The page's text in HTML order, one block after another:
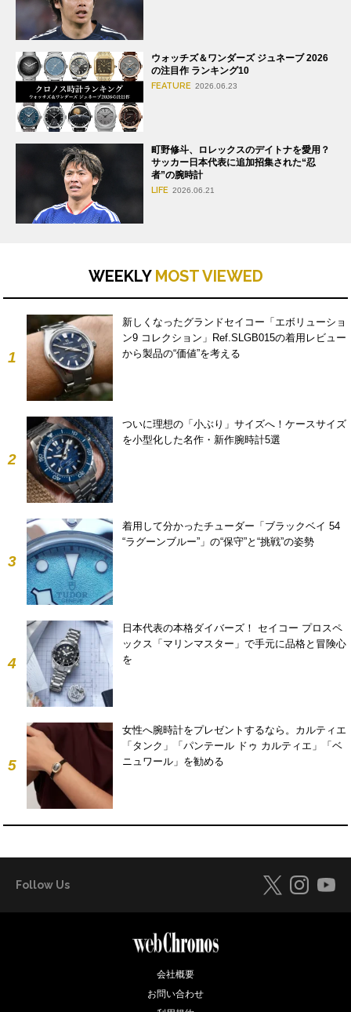
ウォッチズ＆ワンダーズ ジュネーブ 2026
の注目作 ランキング10
FEATURE 2026.06.23
町野修斗、ロレックスのデイトナを愛用？
サッカー日本代表に追加招集された“忍
者”の腕時計
LIFE 2026.06.21
WEEKLY MOST VIEWED
1
新しくなったグランドセイコー「エボリューショ
ン9 コレクション」Ref.SLGB015の着用レビュー
から製品の“価値”を考える
2
ついに理想の「小ぶり」サイズへ！ケースサイズ
を小型化した名作・新作腕時計5選
3
着用して分かったチューダー「ブラックベイ 54
“ラグーンブルー”」の“保守”と“挑戦”の姿勢
4
日本代表の本格ダイバーズ！ セイコー プロスペ
ックス「マリンマスター」で手元に品格と冒険心
を
5
女性へ腕時計をプレゼントするなら。カルティエ
「タンク」「パンテール ドゥ カルティエ」「ベ
ニュワール」を勧める
Follow Us
会社概要
お問い合わせ